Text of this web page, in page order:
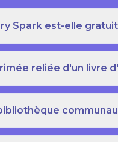
Spark est-elle
reliée d'un livre